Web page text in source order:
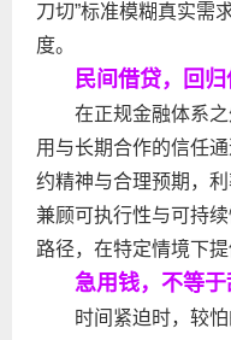
刀切”标准模糊真实需
度。
民间借贷，回
在正规金融体系
用与长期合作的信任
约精神与合理预期，
兼顾可执行性与可持
路径，在特定情境下
急用钱，不等
时间紧迫时，较